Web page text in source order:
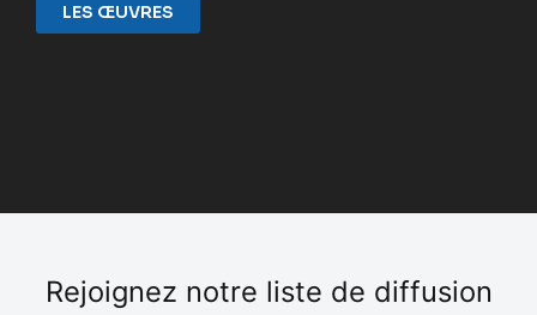
LES ŒUVRES
Rejoignez notre liste de diffusion